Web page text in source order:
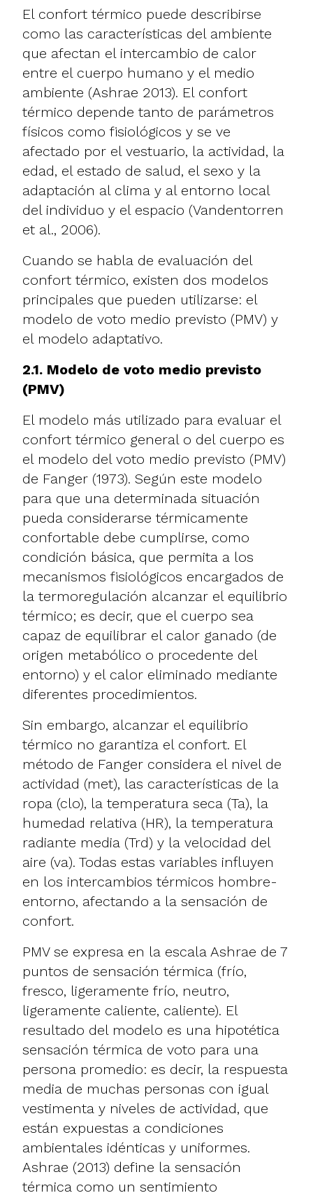
El confort térmico puede describirse
como las características del ambiente
que afectan el intercambio de calor
entre el cuerpo humano y el medio
ambiente (Ashrae 2013). El confort
térmico depende tanto de parámetros
físicos como fisiológicos y se ve
afectado por el vestuario, la actividad, la
edad, el estado de salud, el sexo y la
adaptación al clima y al entorno local
del individuo y el espacio (Vandentorren
et al., 2006).
Cuando se habla de evaluación del
confort térmico, existen dos modelos
principales que pueden utilizarse: el
modelo de voto medio previsto (PMV) y
el modelo adaptativo.
2.1. Modelo de voto medio previsto
(PMV)
El modelo más utilizado para evaluar el
confort térmico general o del cuerpo es
el modelo del voto medio previsto (PMV)
de Fanger (1973). Según este modelo
para que una determinada situación
pueda considerarse térmicamente
confortable debe cumplirse, como
condición básica, que permita a los
mecanismos fisiológicos encargados de
la termoregulación alcanzar el equilibrio
térmico; es decir, que el cuerpo sea
capaz de equilibrar el calor ganado (de
origen metabólico o procedente del
entorno) y el calor eliminado mediante
diferentes procedimientos.
Sin embargo, alcanzar el equilibrio
térmico no garantiza el confort. El
método de Fanger considera el nivel de
actividad (met), las características de la
ropa (clo), la temperatura seca (Ta), la
humedad relativa (HR), la temperatura
radiante media (Trd) y la velocidad del
aire (va). Todas estas variables influyen
en los intercambios térmicos hombre-
entorno, afectando a la sensación de
confort.
PMV se expresa en la escala Ashrae de 7
puntos de sensación térmica (frío,
fresco, ligeramente frío, neutro,
ligeramente caliente, caliente). El
resultado del modelo es una hipotética
sensación térmica de voto para una
persona promedio: es decir, la respuesta
media de muchas personas con igual
vestimenta y niveles de actividad, que
están expuestas a condiciones
ambientales idénticas y uniformes.
Ashrae (2013) define la sensación
térmica como un sentimiento